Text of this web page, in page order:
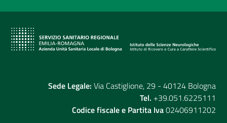
Sede Legale: Via Castiglione, 29 - 40124 Bologna
Tel. +39.051.6225111
Codice fiscale e Partita Iva02406911202